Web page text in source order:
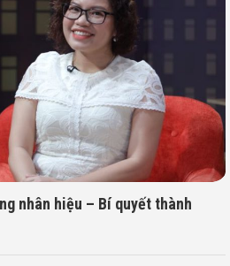
nhân hiệu – Bí quyết thành